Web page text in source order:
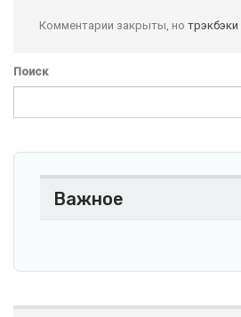
Комментарии закрыты, но трэкбэки
Поиск
Важное